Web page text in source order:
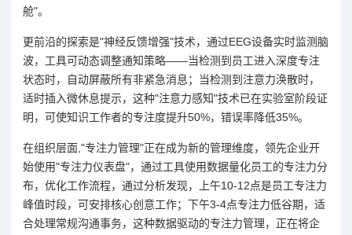
舱"。
更前沿的探索是"神经反馈增强"技术，通过EEG设备实时监测脑
波，工具可动态调整通知策略——当检测到员工进入深度专注
状态时，自动屏蔽所有非紧急消息；当检测到注意力涣散时，
适时插入微休息提示，这种"注意力感知"技术已在实验室阶段证
明，可使知识工作者的专注度提升50%，错误率降低35%。
在组织层面,"专注力管理"正在成为新的管理维度，领先企业开
始使用"专注力仪表盘"，通过工具使用数据量化员工的专注力分
布，优化工作流程，通过分析发现，上午10-12点是员工专注力
峰值时段，可安排核心创意工作；下午3-4点专注力低谷期，适
合处理常规沟通事务，这种数据驱动的专注力管理，正在将企